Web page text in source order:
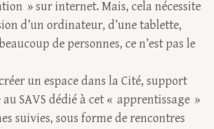
» sur internet. Mais, cela nécessite
d’un ordinateur, d’une tablette,
de personnes, ce n’est pas le
un espace dans la Cité, support
SAVS dédié à cet « apprentissage »
suivies, sous forme de rencontres